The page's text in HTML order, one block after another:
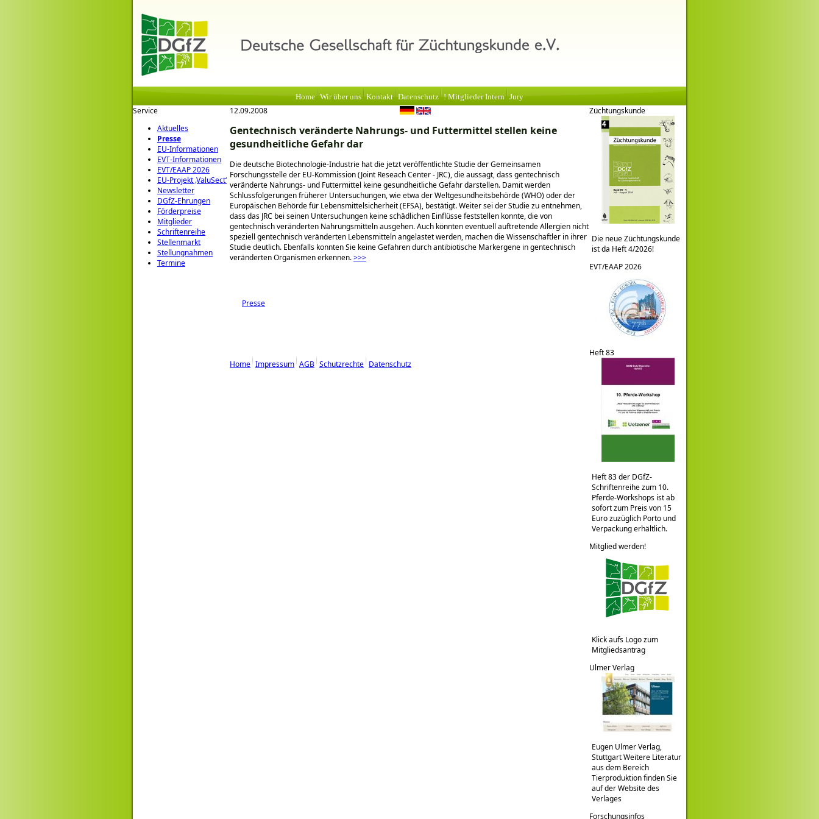
Home Wir über uns Kontakt Datenschutz ! Mitglieder Intern Jury
Service
Aktuelles
Presse
EU-Informationen
EVT-Informationen
EVT/EAAP 2026
EU-Projekt ‚ValuSect‘
Newsletter
DGfZ-Ehrungen
Förderpreise
Mitglieder
Schriftenreihe
Stellenmarkt
Stellungnahmen
Termine
12.09.2008
Gentechnisch veränderte Nahrungs- und Futtermittel stellen keine
gesundheitliche Gefahr dar
Die deutsche Biotechnologie-Industrie hat die jetzt veröffentlichte Studie der Gemeinsamen
Forschungsstelle der EU-Kommission (Joint Reseach Center - JRC), die aussagt, dass gentechnisch
veränderte Nahrungs- und Futtermittel keine gesundheitliche Gefahr darstellen. Damit werden
Schlussfolgerungen früherer Untersuchungen, wie etwa der Weltgesundheitsbehörde (WHO) oder der
Europäischen Behörde für Lebensmittelsicherheit (EFSA), bestätigt. Weiter sei der Studie zu entnehmen,
dass das JRC bei seinen Untersuchungen keine schädlichen Einflüsse feststellen konnte, die von
gentechnisch veränderten Nahrungsmitteln ausgehen. Auch könnten eventuell auftretende Allergien nicht
speziell gentechnisch veränderten Lebensmitteln angelastet werden, machen die Wissenschaftler in ihrer
Studie deutlich. Ebenfalls konnten Sie keine Gefahren durch antibiotische Markergene in gentechnisch
veränderten Organismen erkennen.>>>
Presse
Home Impressum AGB Schutzrechte Datenschutz
Züchtungskunde
Die neue Züchtungskunde
ist da Heft 4/2026!
EVT/EAAP 2026
Heft 83
Heft 83 der DGfZ-
Schriftenreihe zum 10.
Pferde-Workshops ist ab
sofort zum Preis von 15
Euro zuzüglich Porto und
Verpackung erhältlich.
Mitglied werden!
Klick aufs Logo zum
Mitgliedsantrag
Ulmer Verlag
Eugen Ulmer Verlag,
Stuttgart Weitere Literatur
aus dem Bereich
Tierproduktion finden Sie
auf der Website des
Verlages
Forschungsinfos